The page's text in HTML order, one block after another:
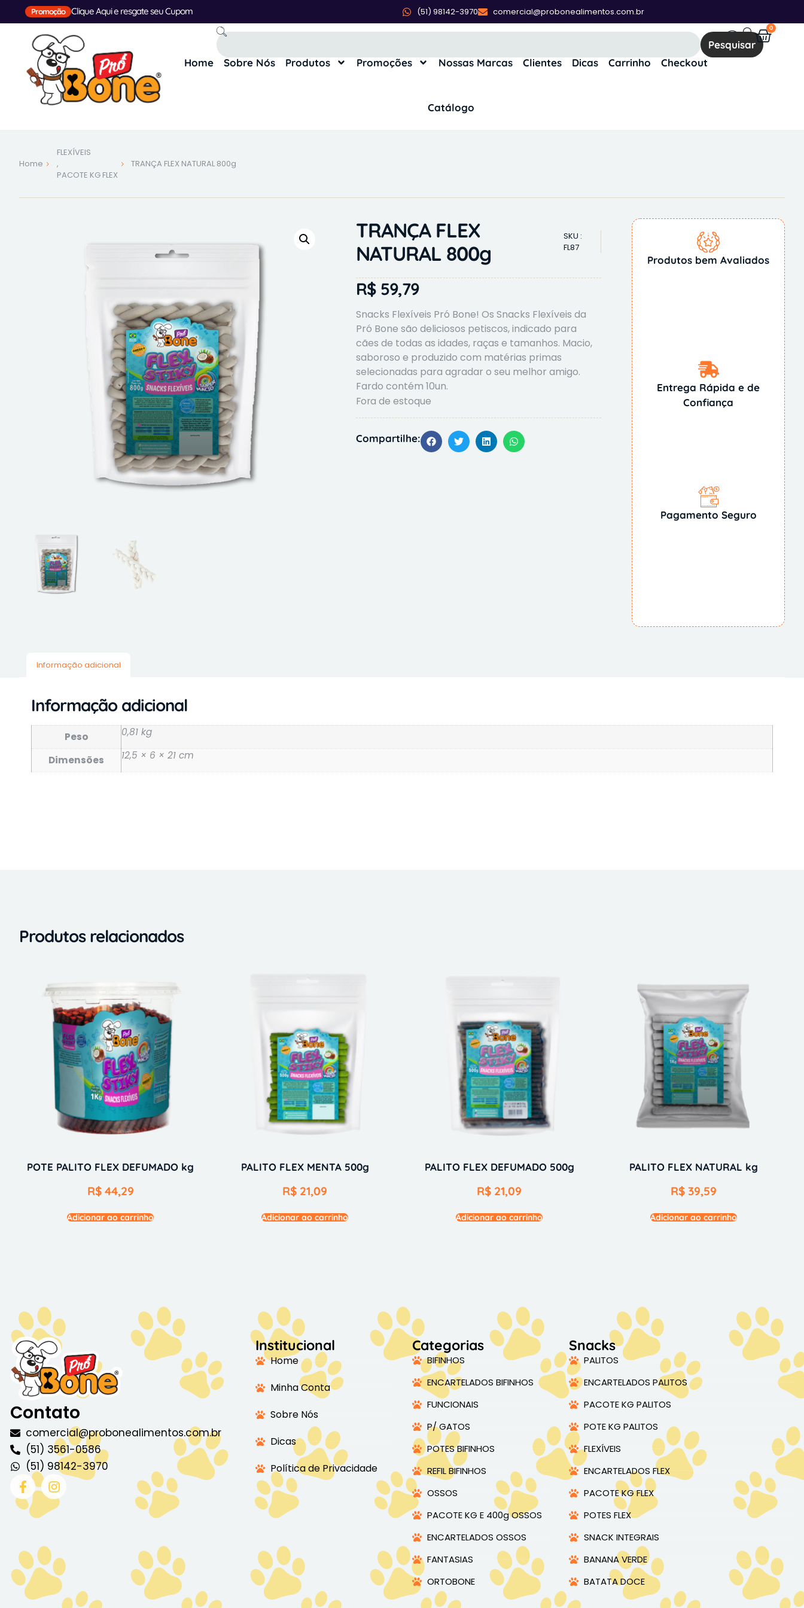
Promoção Clique Aqui e resgate seu Cupom (51) 98142-3970 comercial@probonealimentos.com.br
Pesquisar
Home
Sobre Nós Produtos Promoções Nossas Marcas Clientes Dicas Carrinho Checkout
Catálogo
0
Home
FLEXÍVEIS
,
PACOTE KG FLEX
TRANÇA FLEX NATURAL 800g
TRANÇA FLEX
NATURAL 800g
SKU :
FL87
R$ 59,79
Snacks Flexíveis Pró Bone! Os Snacks Flexíveis da
Pró Bone são deliciosos petiscos, indicado para
cães de todas as idades, raças e tamanhos. Macio,
saboroso e produzido com matérias primas
selecionadas para agradar o seu melhor amigo.
Fardo contém 10un.
Fora de estoque
Compartilhe:
Produtos bem Avaliados
Entrega Rápida e de
Confiança
Pagamento Seguro
Informação adicional
Informação adicional
Peso 0,81 kg
Dimensões 12,5 × 6 × 21 cm
Produtos relacionados
POTE PALITO FLEX DEFUMADO kg
R$44,29
Adicionar ao carrinho
PALITO FLEX MENTA 500g
R$ 21,09
Adicionar ao carrinho
PALITO FLEX DEFUMADO 500g
R$ 21,09
Adicionar ao carrinho
PALITO FLEX NATURAL kg
R$ 39,59
Adicionar ao carrinho
Contato
comercial@probonealimentos.com.br
(51) 3561-0586
(51) 98142-3970
Institucional
Home
Minha Conta
Sobre Nós
Dicas
Política de Privacidade
Categorias
BIFINHOS
ENCARTELADOS BIFINHOS
FUNCIONAIS
P/ GATOS
POTES BIFINHOS
REFIL BIFINHOS
OSSOS
PACOTE KG E 400g OSSOS
ENCARTELADOS OSSOS
FANTASIAS
ORTOBONE
Snacks
PALITOS
ENCARTELADOS PALITOS
PACOTE KG PALITOS
POTE KG PALITOS
FLEXÍVEIS
ENCARTELADOS FLEX
PACOTE KG FLEX
POTES FLEX
SNACK INTEGRAIS
BANANA VERDE
BATATA DOCE